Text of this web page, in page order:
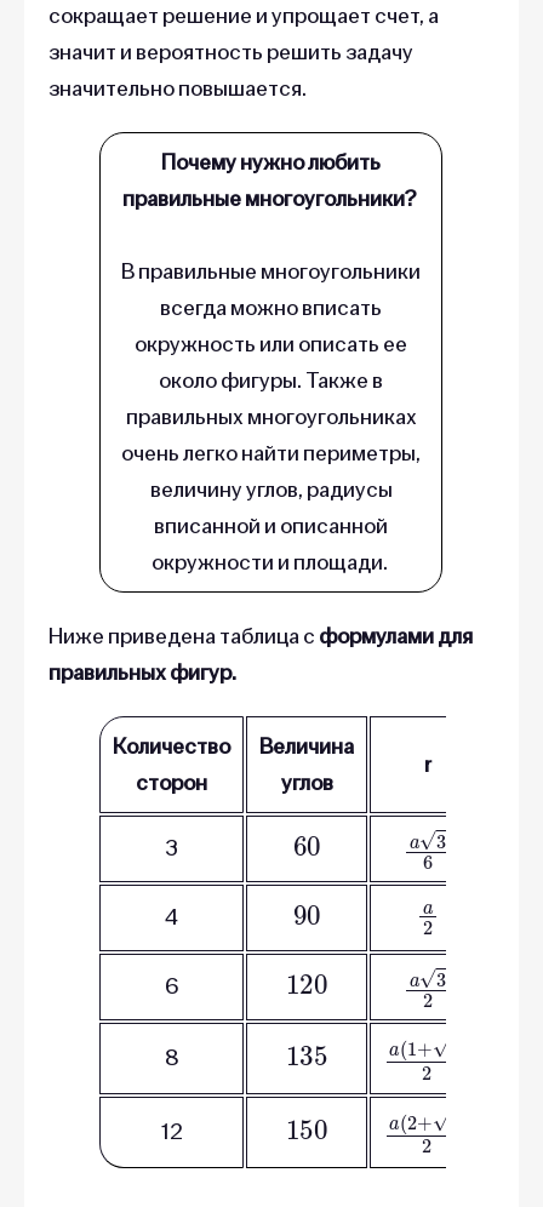
сокращает решение и упрощает счет, а
значит и вероятность решить задачу
значительно повышается.
Почему нужно любить
правильные многоугольники?
В правильные многоугольники
всегда можно вписать
окружность или описать ее
около фигуры. Также в
правильных многоугольниках
очень легко найти периметры,
величину углов, радиусы
вписанной и описанной
окружности и площади.
Ниже приведена таблица с формулами для
правильных фигур.
Количество
сторон
Величина
углов
r
3
60 a36
4
90 a2
6
120 a32
8
135 a(1+2
12
150 a(2+3